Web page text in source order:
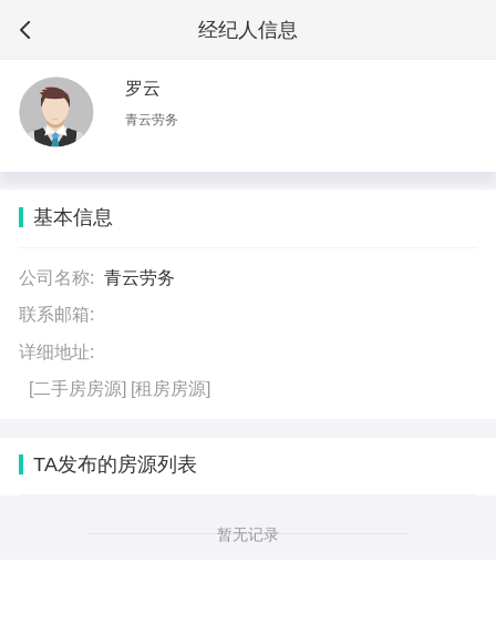
经纪人信息
罗云
青云劳务
基本信息
公司名称: 青云劳务
联系邮箱:
详细地址:
[二手房房源] [租房房源]
TA发布的房源列表
暂无记录